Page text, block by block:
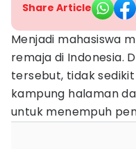
Share Article
Menjadi mahasiswa
remaja di Indonesia.
tersebut, tidak
kampung halaman
untuk menempuh